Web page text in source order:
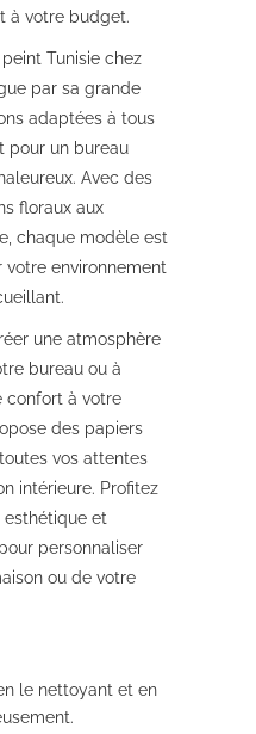
à votre budget.
Tunisie chez
par sa grande
adaptées à tous
pour un bureau
Avec des
floraux aux
chaque modèle est
environnement
une atmosphère
bureau ou à
confort à votre
des papiers
vos attentes
intérieure. Profitez
esthétique et
personnaliser
ou de votre
le nettoyant et en